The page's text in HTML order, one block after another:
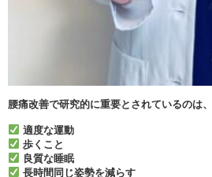
腰痛改善で研究的に重要とされているのは、
適度な運動
歩くこと
良質な睡眠
長時間同じ姿勢を減らす